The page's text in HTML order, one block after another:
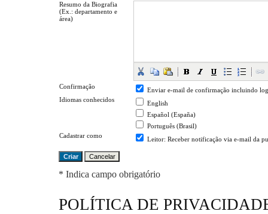
Resumo da Biografia
(Ex.: departamento e
área)
Confirmação
Enviar e-mail de confirmação incluindo
Idiomas conhecidos
English
Español (España)
Português (Brasil)
Cadastrar como
Leitor: Receber notificação via e-mail da
* Indica campo obrigatório
POLÍTICA DE